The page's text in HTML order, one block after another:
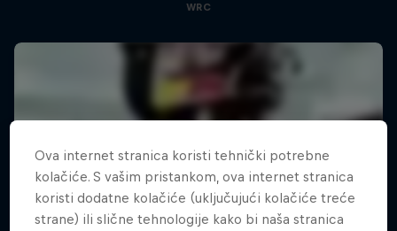
WRC
Ova internet stranica koristi tehnički potrebne
kolačiće. S vašim pristankom, ova internet stranica
koristi dodatne kolačiće (uključujući kolačiće treće
strane) ili slične tehnologije kako bi naša stranica